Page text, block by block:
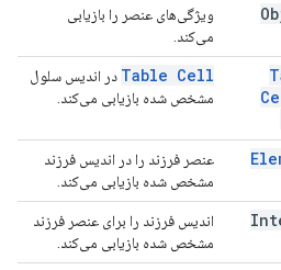
ویژگی‌های عنصر را بازیابی
می‌کند.
Table Cell در اندیس سلول
مشخص شده بازیابی می‌کند.
عنصر فرزند را در اندیس فرزند
مشخص شده بازیابی می‌کند.
اندیس فرزند را برای عنصر فرزند
مشخص شده بازیابی می‌کند.